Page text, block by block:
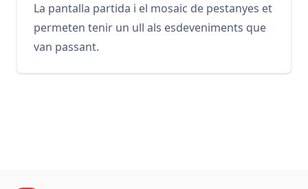
La pantalla partida i el mosaic de pestanyes et
permeten tenir un ull als esdeveniments que
van passant.